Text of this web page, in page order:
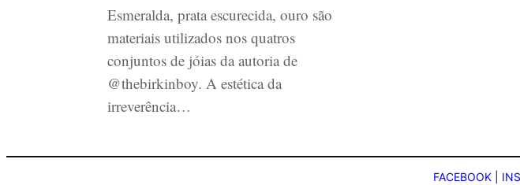
Esmeralda, prata escurecida, ouro são
materiais utilizados nos quatros
conjuntos de jóias da autoria de
@thebirkinboy. A estética da
irreverência…
FACEBOOK